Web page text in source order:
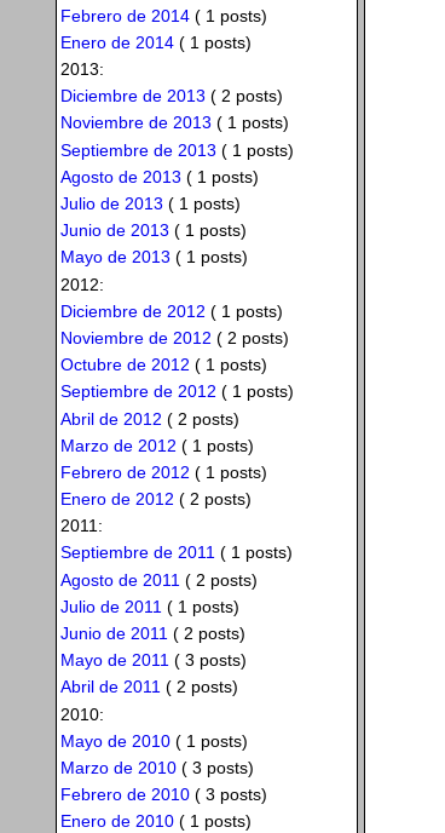
Febrero de 2014( 1 posts)
Enero de 2014( 1 posts)
2013:
Diciembre de 2013 ( 2 posts)
Noviembre de 2013 ( 1 posts)
Septiembre de 2013 ( 1 posts)
Agosto de 2013 ( 1 posts)
Julio de 2013 ( 1 posts)
Junio de 2013 ( 1 posts)
Mayo de 2013 ( 1 posts)
2012:
Diciembre de 2012 ( 1 posts)
Noviembre de 2012 ( 2 posts)
Octubre de 2012 ( 1 posts)
Septiembre de 2012 ( 1 posts)
Abril de 2012 ( 2 posts)
Marzo de 2012 ( 1 posts)
Febrero de 2012 ( 1 posts)
Enero de 2012 ( 2 posts)
2011:
Septiembre de 2011( 1 posts)
Agosto de 2011 ( 2 posts)
Julio de 2011 ( 1 posts)
Junio de 2011 ( 2 posts)
Mayo de 2011 ( 3 posts)
Abril de 2011( 2 posts)
2010:
Mayo de 2010( 1 posts)
Marzo de 2010( 3 posts)
Febrero de 2010( 3 posts)
Enero de 2010( 1 posts)